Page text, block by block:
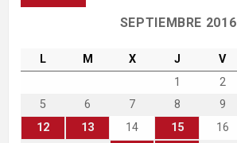
SEPTIEMBRE 2016
L M X J V
1
2
5
6 7 8 9
12
13 14 15 16